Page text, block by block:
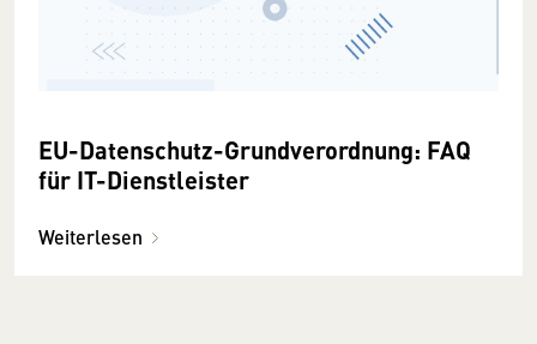
EU-Datenschutz-Grundverordnung: FAQ
für IT-Dienstleister
Weiterlesen